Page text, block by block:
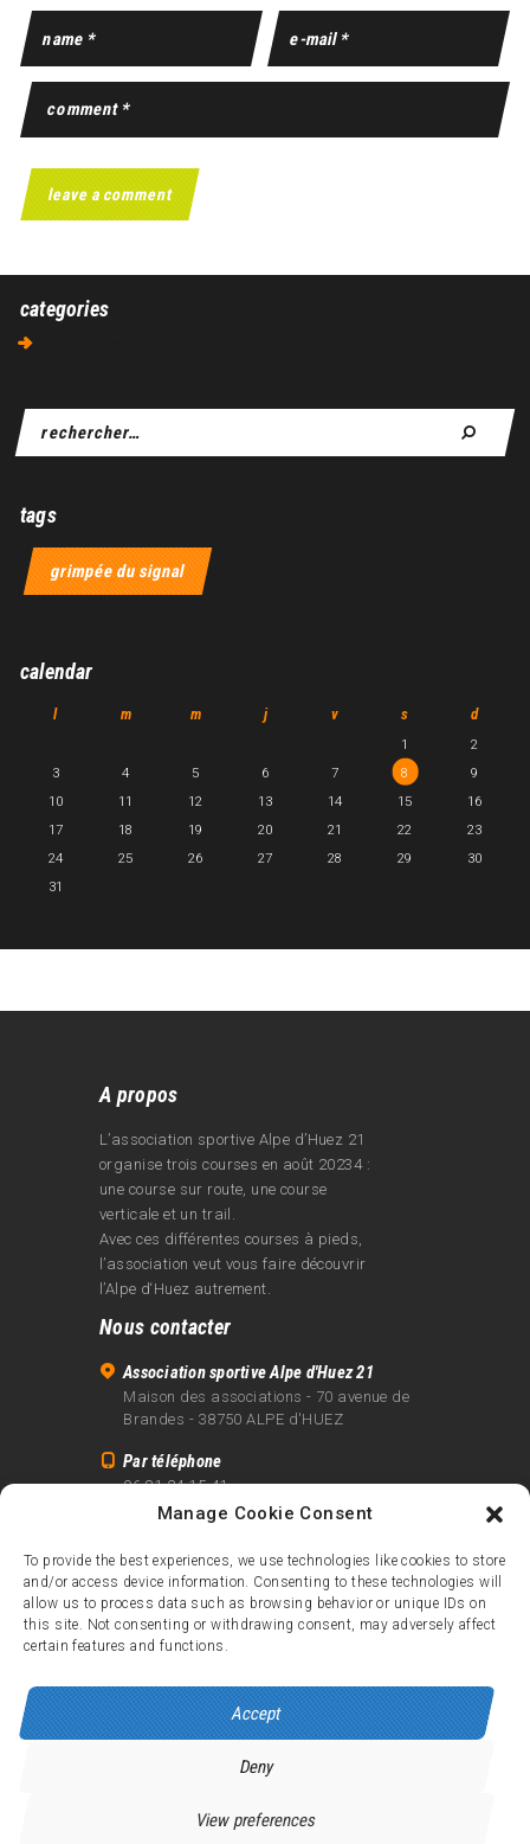
Manage Cookie Consent
To provide the best experiences, we use technologies like cookies to store
and/or access device information. Consenting to these technologies will
allow us to process data such as browsing behavior or unique IDs on
this site. Not consenting or withdrawing consent, may adversely affect
certain features and functions.
Accept
Deny
View preferences
categories
tags
grimpée du signal
calendar
l m m j v s d
1
2
3
4 5 6 7 8
9
10
11 12 13 14 15
16
17
18 19 20 21 22
23
24
25 26 27 28 29
30
31
A propos
L’association sportive Alpe d’Huez 21
organise trois courses en août 20234 :
une course sur route, une course
verticale et un trail.
Avec ces différentes courses à pieds,
l’association veut vous faire découvrir
l’Alpe d‘Huez autrement.
Nous contacter
Association sportive Alpe d'Huez 21
Maison des associations - 70 avenue de
Brandes - 38750 ALPE d'HUEZ
Par téléphone
06 81 24 15 41
info@alpe21.fr
Mentions légales
Contact
crédits